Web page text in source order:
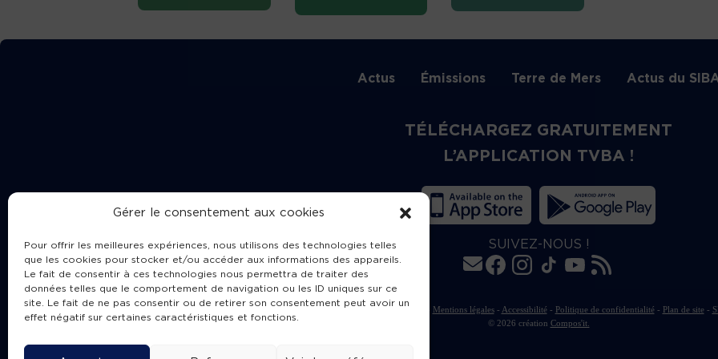
Gérer le consentement aux cookies
Pour offrir les meilleures expériences, nous utilisons des technologies telles
que les cookies pour stocker et/ou accéder aux informations des appareils.
Le fait de consentir à ces technologies nous permettra de traiter des
données telles que le comportement de navigation ou les ID uniques sur ce
site. Le fait de ne pas consentir ou de retirer son consentement peut avoir un
effet négatif sur certaines caractéristiques et fonctions.
Actus Émissions Terre de Mers Actus du
TÉLÉCHARGEZ GRATUITEMENT
L’APPLICATION TVBA !
SUIVEZ-NOUS !
Charte de publication Mentions légales- Accessibilité- Politique de confidentialité- Plan de site-
© 2026 création Compos'it.